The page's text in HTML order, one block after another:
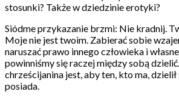
stosunki? Także w dziedzinie erotyki?
Siódme przykazanie brzmi: Nie kradnij.
Moje nie jest twoim. Zabierać sobie
naruszać prawo innego człowieka i
powinniśmy się raczej między sobą
chrześcijanina jest, aby ten, kto ma,
posiada.